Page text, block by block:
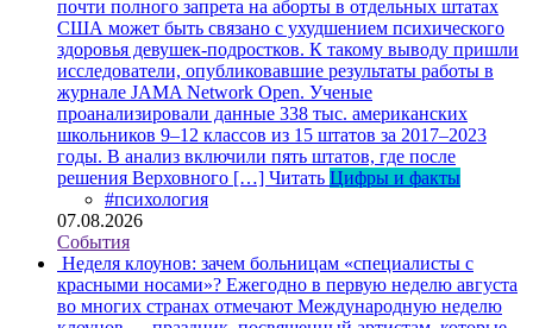
почти полного запрета на аборты в отдельных штатах
США может быть связано с ухудшением психического
здоровья девушек-подростков. К такому выводу пришли
исследователи, опубликовавшие результаты работы в
журнале JAMA Network Open. Ученые
проанализировали данные 338 тыс. американских
школьников 9–12 классов из 15 штатов за 2017–2023
годы. В анализ включили пять штатов, где после
решения Верховного […] Читать Цифры и факты
#психология
07.08.2026
События
Неделя клоунов: зачем больницам «специалисты с
красными носами»? Ежегодно в первую неделю августа
во многих странах отмечают Международную неделю